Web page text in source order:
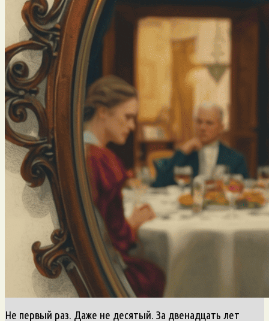
Не первый раз. Даже не десятый. За двенадцать лет